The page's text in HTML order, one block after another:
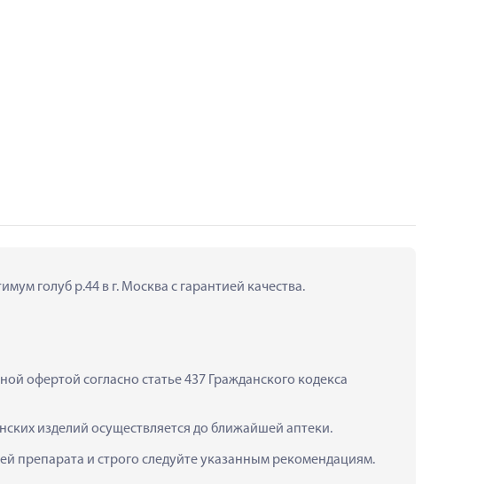
голуб р.44 в г. Москва с гарантией качества.
офертой согласно статье 437 Гражданского кодекса
изделий осуществляется до ближайшей аптеки.
препарата и строго следуйте указанным рекомендациям.